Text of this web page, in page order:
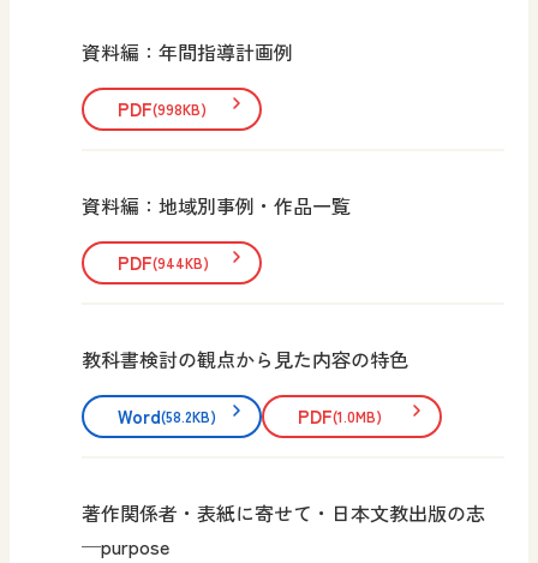
資料編：年間指導計画例
PDF(998KB)
資料編：地域別事例・作品一覧
PDF(944KB)
教科書検討の観点から見た内容の特色
Word(58.2KB) PDF(1.0MB)
著作関係者・表紙に寄せて・日本文教出版の志
─purpose